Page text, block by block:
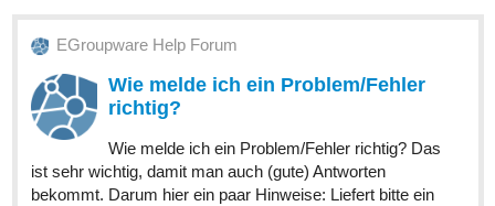
EGroupware Help Forum
Wie melde ich ein Problem/Fehler
richtig?
Wie melde ich ein Problem/Fehler richtig? Das
ist sehr wichtig, damit man auch (gute) Antworten
bekommt. Darum hier ein paar Hinweise: Liefert bitte ein